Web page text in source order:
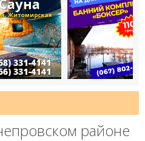
районе